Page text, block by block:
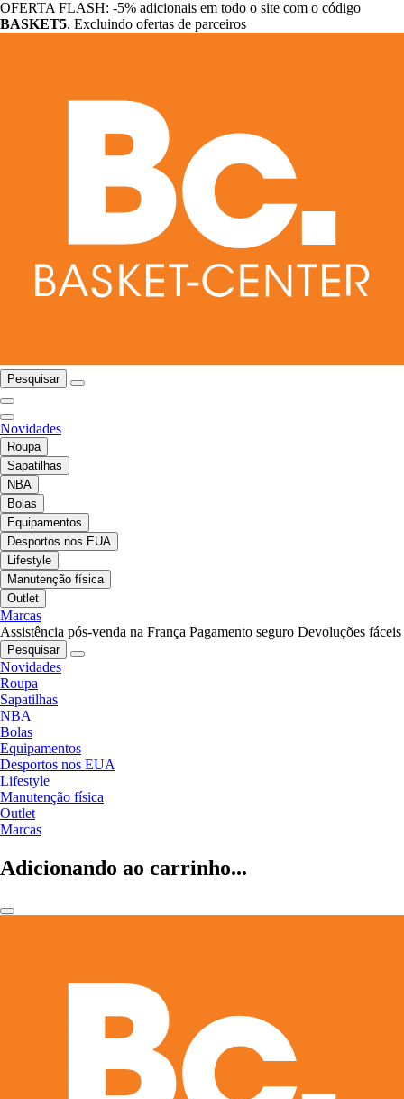
OFERTA FLASH: -5% adicionais em todo o site com o código
BASKET5. Excluindo ofertas de parceiros
Pesquisar
Novidades
Roupa
Sapatilhas
NBA
Bolas
Equipamentos
Desportos nos EUA
Lifestyle
Manutenção física
Outlet
Marcas
Assistência pós-venda na França Pagamento seguro Devoluções fáceis
Pesquisar
Novidades
Roupa
Sapatilhas
NBA
Bolas
Equipamentos
Desportos nos EUA
Lifestyle
Manutenção física
Outlet
Marcas
Adicionando ao carrinho...